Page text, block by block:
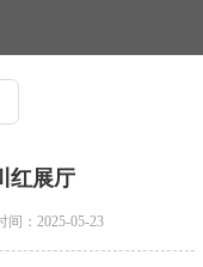
红展厅
间：2025-05-23